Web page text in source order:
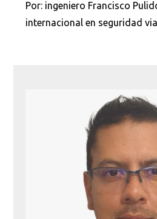
Por: ingeniero Francisco
internacional en seguridad